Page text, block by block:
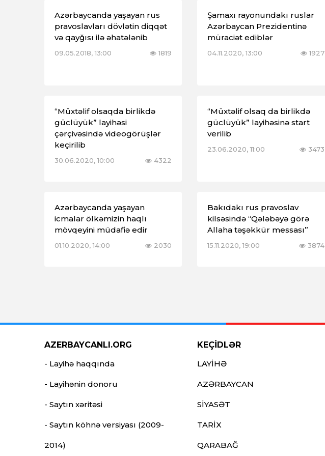
Azərbaycanda yaşayan rus
pravoslavları dövlətin diqqət
və qayğısı ilə əhatələnib
09.05.2018, 13:00 1819
Şamaxı rayonundakı ruslar
Azərbaycan Prezidentinə
müraciət ediblər
04.11.2020, 13:00 1927
“Müxtəlif olsaqda birlikdə
güclüyük” layihəsi
çərçivəsində videogörüşlər
keçirilib
30.06.2020, 10:00 4322
“Müxtəlif olsaq da birlikdə
güclüyük” layihəsinə start
verilib
23.06.2020, 11:00 3473
Azərbaycanda yaşayan
icmalar ölkəmizin haqlı
mövqeyini müdafiə edir
01.10.2020, 14:00 2030
Bakıdakı rus pravoslav
kilsəsində “Qələbəyə görə
Allaha təşəkkür messası”
15.11.2020, 19:00 3874
AZERBAYCANLI.ORG
- Layihə haqqında
- Layihənin donoru
- Saytın xəritəsi
- Saytın köhnə versiyası (2009-
2014)
KEÇİDLƏR
LAYİHƏ
AZƏRBAYCAN
SİYASƏT
TARİX
QARABAĞ